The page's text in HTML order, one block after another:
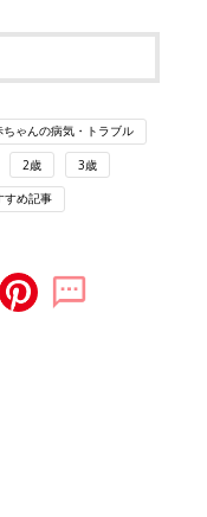
ちゃんの病気・トラブル
2歳 3歳
すめ記事